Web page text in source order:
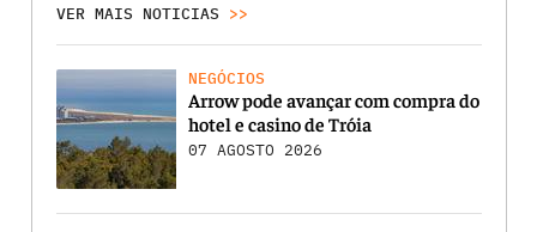
VER MAIS NOTICIAS >>
NEGÓCIOS
Arrow pode avançar com compra do
hotel e casino de Tróia
07 AGOSTO 2026